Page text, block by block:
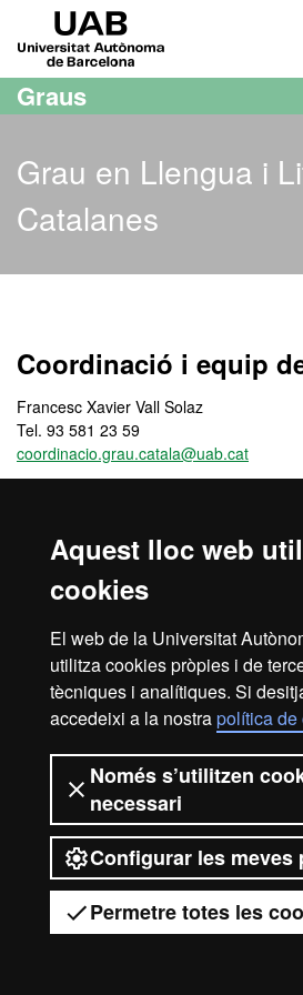
Aquest lloc web
cookies
El web de la Universitat
utilitza cookies pròpies i de
tècniques i analítiques. Si
accedeixi a la nostrapolítica de
Només s’utilitzen
necessari
Configurar les meves
Permetre totes les
Ves al contingut principal
Ves a la navegació de la pàgina
Graus
Grau en Llengua i
Catalanes
Coordinació i equip
Francesc Xavier Vall Solaz
Tel. 93 581 23 59
coordinacio.grau.catala@uab.cat
Avís legal Protecció de dades
Accessibilitat web
2026 Universitat